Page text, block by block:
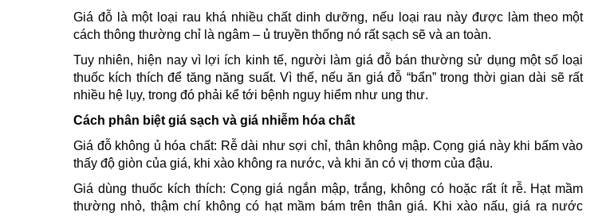
Giá đỗ là một loại rau khá nhiều chất dinh dưỡng, nếu loại rau này được làm theo một
cách thông thường chỉ là ngâm – ủ truyền thống nó rất sạch sẽ và an toàn.
Tuy nhiên, hiện nay vì lợi ích kinh tế, người làm giá đỗ bán thường sử dụng một số loại
thuốc kích thích để tăng năng suất. Vì thế, nếu ăn giá đỗ “bẩn” trong thời gian dài sẽ rất
nhiều hệ lụy, trong đó phải kể tới bệnh nguy hiểm như ung thư.
Cách phân biệt giá sạch và giá nhiễm hóa chất
Giá đỗ không ủ hóa chất: Rễ dài như sợi chỉ, thân không mập. Cọng giá này khi bấm vào
thấy độ giòn của giá, khi xào không ra nước, và khi ăn có vị thơm của đậu.
Giá dùng thuốc kích thích: Cọng giá ngắn mập, trắng, không có hoặc rất ít rễ. Hạt mầm
thường nhỏ, thậm chí không có hạt mầm bám trên thân giá. Khi xào nấu, giá ra nước